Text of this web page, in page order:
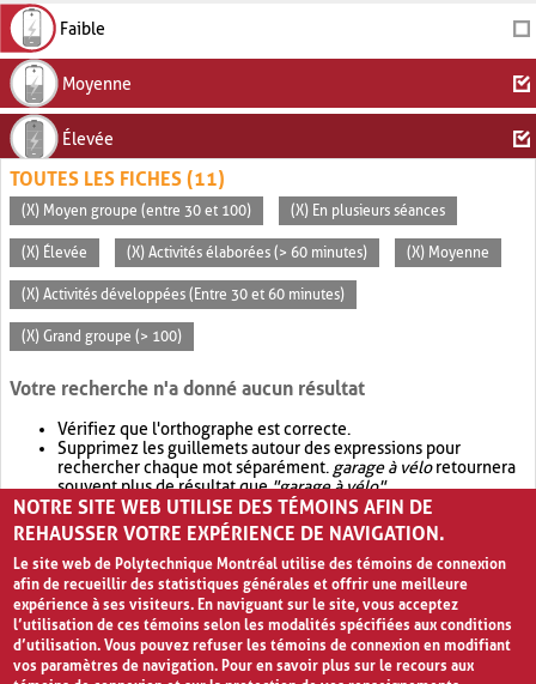
Faible
Moyenne
Élevée
TOUTES LES FICHES (11)
(X) Moyen groupe (entre 30 et 100) (X) En plusieurs séances
(X) Élevée (X) Activités élaborées (> 60 minutes) (X) Moyenne
(X) Activités développées (Entre 30 et 60 minutes)
(X) Grand groupe (> 100)
Votre recherche n'a donné aucun résultat
Vérifiez que l'orthographe est correcte.
Supprimez les guillemets autour des expressions pour
rechercher chaque mot séparément. garage à véloretournera
souvent plus de résultat que"garage à vélo".
Envisagez d'élargir votre recherche avec OR.garage OR vélo
retournera souvent plus de résultat quegarage à vélo
NOTRE SITE WEB UTILISE DES TÉMOINS AFIN DE
REHAUSSER VOTRE EXPÉRIENCE DE NAVIGATION.
Le site web de Polytechnique Montréal utilise des témoins de connexion
afin de recueillir des statistiques générales et offrir une meilleure
expérience à ses visiteurs. En naviguant sur le site, vous acceptez
l’utilisation de ces témoins selon les modalités spécifiées aux conditions
d’utilisation. Vous pouvez refuser les témoins de connexion en modifiant
vos paramètres de navigation. Pour en savoir plus sur le recours aux